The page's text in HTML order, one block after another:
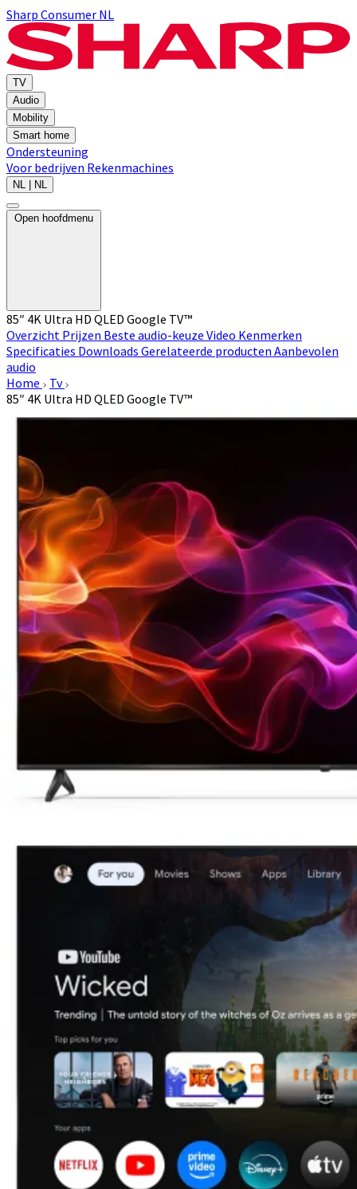
Sharp Consumer NL
TV
Audio
Mobility
Smart home
Ondersteuning
Voor bedrijven Rekenmachines
NL | NL
Open hoofdmenu
85″ 4K Ultra HD QLED Google TV™
Overzicht Prijzen Beste audio-keuze Video Kenmerken
Specificaties Downloads Gerelateerde producten Aanbevolen
audio
Home
Tv
85″ 4K Ultra HD QLED Google TV™